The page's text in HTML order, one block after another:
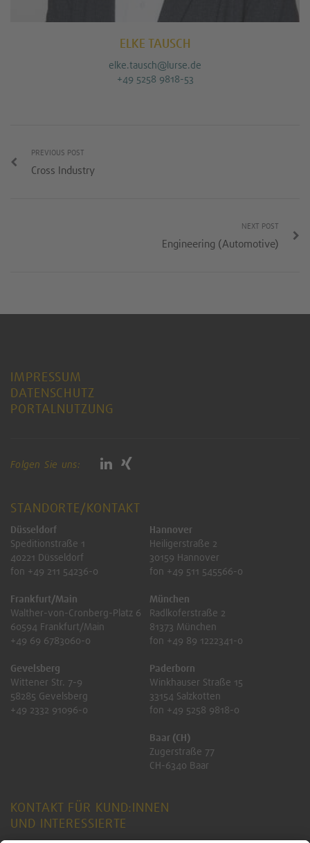
ELKE TAUSCH
elke.tausch@lurse.de
+49 5258 9818-53
PREVIOUS POST
Cross Industry
NEXT POST
Engineering (Automotive)
IMPRESSUM
DATENSCHUTZ
PORTALNUTZUNG
Folgen Sie uns:
STANDORTE/KONTAKT
Düsseldorf
Speditionstraße 1
40221 Düsseldorf
fon +49 211 54236-0
Frankfurt/Main
Walther-von-Cronberg-Platz 6
60594 Frankfurt/Main
+49 69 6783060-0
Gevelsberg
Wittener Str. 7-9
58285 Gevelsberg
+49 2332 91096-0
Hannover
Heiligerstraße 2
30159 Hannover
fon +49 511 545566-0
München
Radlkoferstraße 2
81373 München
fon +49 89 1222341-0
Paderborn
Winkhauser Straße 15
33154 Salzkotten
fon +49 5258 9818-0
Baar (CH)
Zugerstraße 77
CH-6340 Baar
KONTAKT FÜR KUND:INNEN
UND INTERESSIERTE